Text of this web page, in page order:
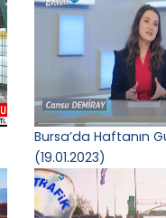
Bursa’da Haftanın
(19.01.2023)